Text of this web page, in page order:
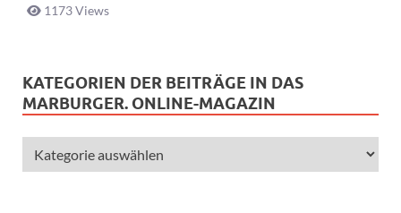
1173 Views
KATEGORIEN DER BEITRÄGE IN DAS
MARBURGER. ONLINE-MAGAZIN